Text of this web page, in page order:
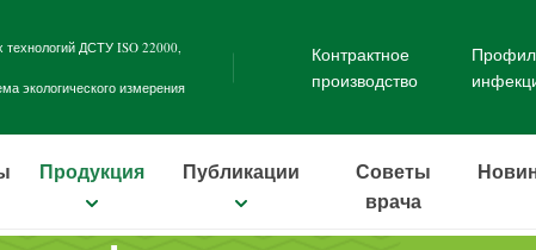
ДСТУ ISO 22000,
экологического измерения
Контрактное
производство
Продукция Публикации
Советы
врача